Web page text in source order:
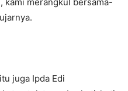
juga Ipda Edi